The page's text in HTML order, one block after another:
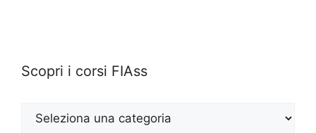
Scopri i corsi FIAss